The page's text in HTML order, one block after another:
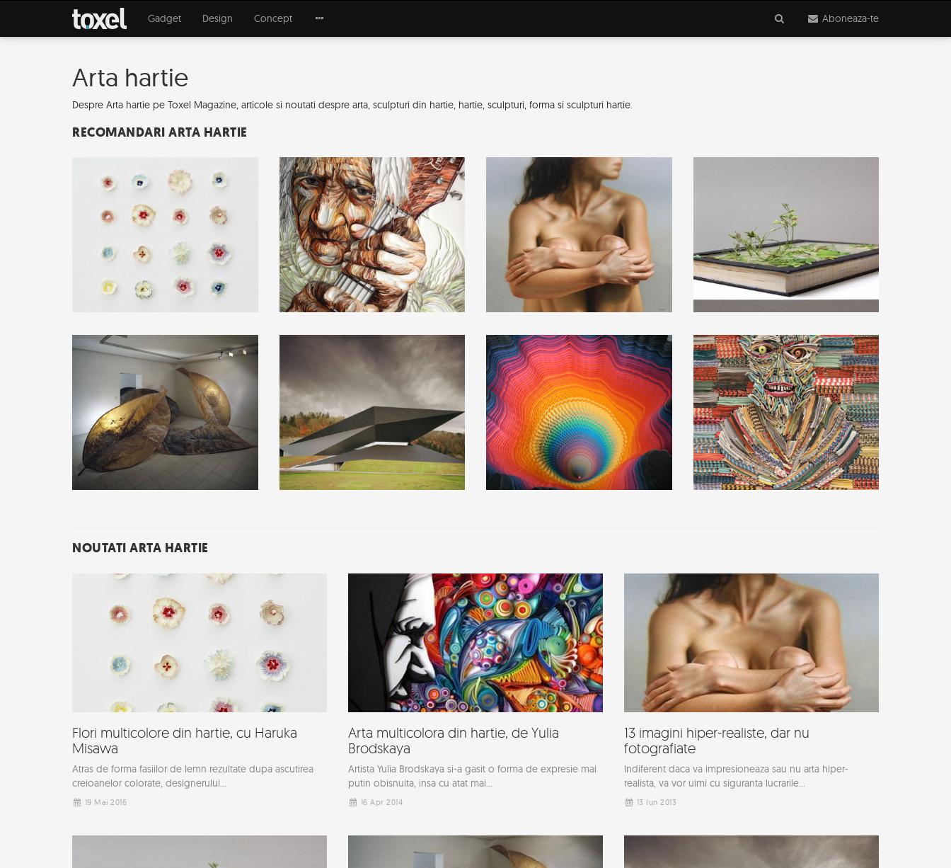
Aboneaza-te
Gadget Design Concept
Arta hartie
Despre Arta hartie pe Toxel Magazine, articole si noutati despre arta, sculpturi din hartie, hartie, sculpturi, forma si sculpturi hartie.
RECOMANDARI ARTA HARTIE
NOUTATI ARTA HARTIE
Flori multicolore din hartie, cu Haruka
Misawa
Atras de forma fasiilor de lemn rezultate dupa ascutirea
creioanelor colorate, designerului...
19 Mai 2016
Arta multicolora din hartie, de Yulia
Brodskaya
Artista Yulia Brodskaya si-a gasit o forma de expresie mai
putin obisnuita, insa cu atat mai...
16 Apr 2014
13 imagini hiper-realiste, dar nu
fotografiate
Indiferent daca va impresioneaza sau nu arta hiper-
realista, va vor uimi cu siguranta lucrarile...
13 Iun 2013